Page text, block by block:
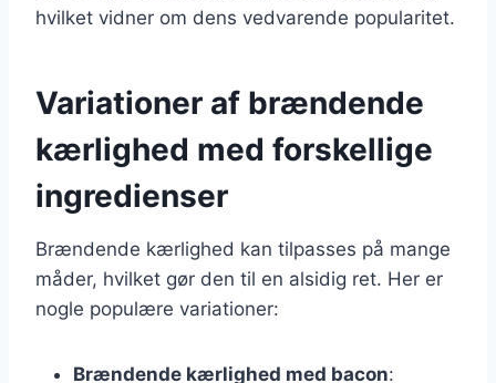
hvilket vidner om dens vedvarende popularitet.
Variationer af brændende
kærlighed med forskellige
ingredienser
Brændende kærlighed kan tilpasses på mange
måder, hvilket gør den til en alsidig ret. Her er
nogle populære variationer:
Brændende kærlighed med bacon: